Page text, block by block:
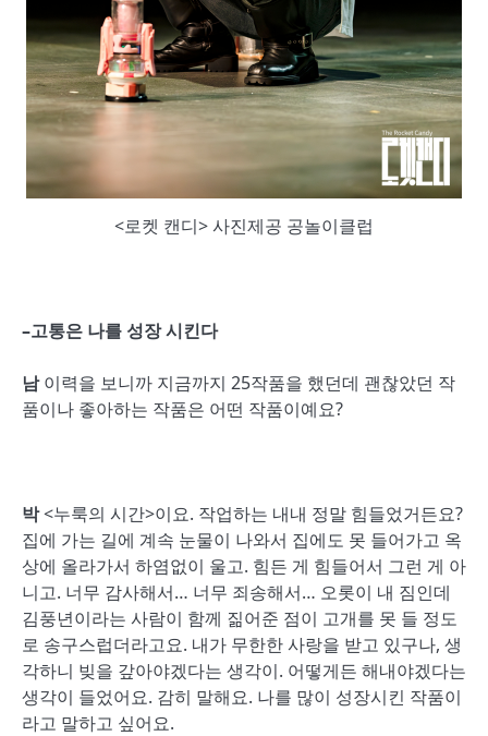
<로켓 캔디> 사진제공 공놀이클럽
–고통은 나를 성장 시킨다
남이력을 보니까 지금까지 25작품을 했던데 괜찮았던 작
품이나 좋아하는 작품은 어떤 작품이예요?
박<누룩의 시간>이요. 작업하는 내내 정말 힘들었거든요?
집에 가는 길에 계속 눈물이 나와서 집에도 못 들어가고 옥
상에 올라가서 하염없이 울고. 힘든 게 힘들어서 그런 게 아
니고. 너무 감사해서… 너무 죄송해서… 오롯이 내 짐인데
김풍년이라는 사람이 함께 짊어준 점이 고개를 못 들 정도
로 송구스럽더라고요. 내가 무한한 사랑을 받고 있구나, 생
각하니 빚을 갚아야겠다는 생각이. 어떻게든 해내야겠다는
생각이 들었어요. 감히 말해요. 나를 많이 성장시킨 작품이
라고 말하고 싶어요.